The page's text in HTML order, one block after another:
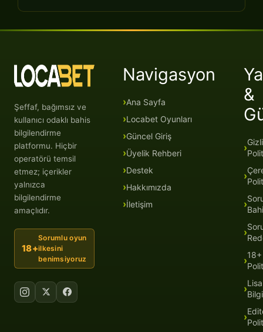
Şeffaf, bağımsız ve
kullanıcı odaklı bahis
bilgilendirme
platformu. Hiçbir
operatörü temsil
etmez; içerikler
yalnızca
bilgilendirme
amaçlıdır.
18+
Sorumlu oyun
ilkesini
benimsiyoruz
Navigasyon
Ana Sayfa
Locabet Oyunları
Güncel Giriş
Üyelik Rehberi
Destek
Hakkımızda
İletişim
&